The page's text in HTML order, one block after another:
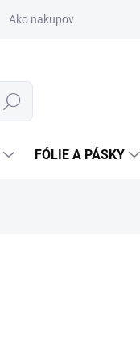
Ako nakupovať
Hľadať
FÓLIE A PÁSKY